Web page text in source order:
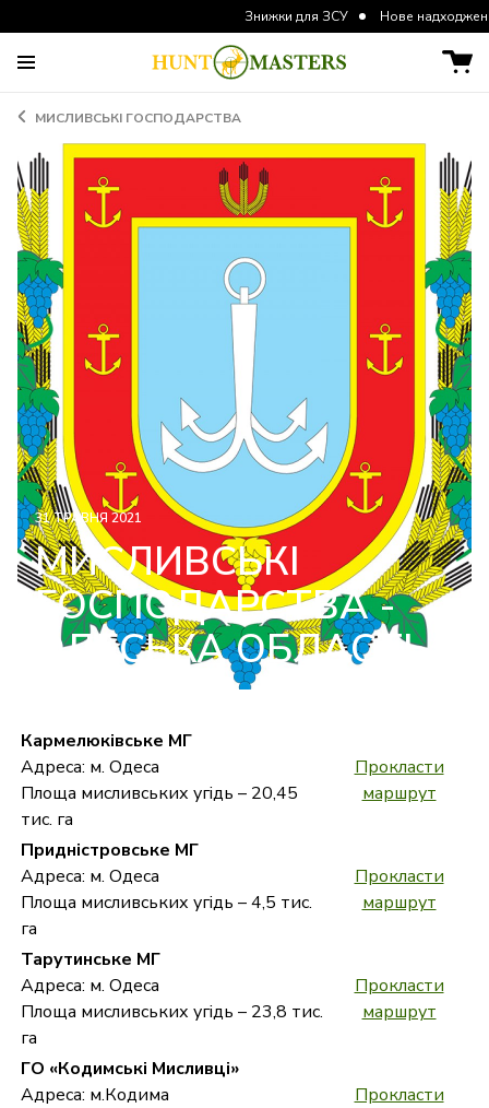
Знижки для ЗСУ Нове надходження
МИСЛИВСЬКІ ГОСПОДАРСТВА
31 ТРАВНЯ 2021
МИСЛИВСЬКІ
ГОСПОДАРСТВА -
ОДЕСЬКА ОБЛАСТЬ
Кармелюківське МГ
Адреса: м. Одеса
Площа мисливських угідь – 20,45
тис. га
Прокласти
маршрут
Придністровське МГ
Адреса: м. Одеса
Площа мисливських угідь – 4,5 тис.
га
Прокласти
маршрут
Тарутинське МГ
Адреса: м. Одеса
Площа мисливських угідь – 23,8 тис.
га
Прокласти
маршрут
ГО «Кодимські Мисливці»
Адреса: м.Кодима
Прокласти